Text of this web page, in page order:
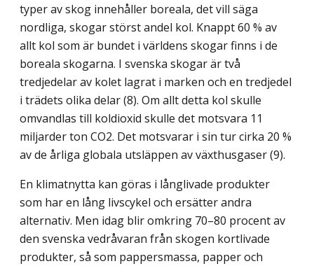
typer av skog innehåller boreala, det vill säga
nordliga, skogar störst andel kol. Knappt 60 % av
allt kol som är bundet i världens skogar finns i de
boreala skogarna. I svenska skogar är två
tredjedelar av kolet lagrat i marken och en tredjedel
i trädets olika delar (8). Om allt detta kol skulle
omvandlas till koldioxid skulle det motsvara 11
miljarder ton CO2. Det motsvarar i sin tur cirka 20 %
av de årliga globala utsläppen av växthusgaser (9).
En klimatnytta kan göras i långlivade produkter
som har en lång livscykel och ersätter andra
alternativ. Men idag blir omkring 70–80 procent av
den svenska vedråvaran från skogen kortlivade
produkter, så som pappersmassa, papper och